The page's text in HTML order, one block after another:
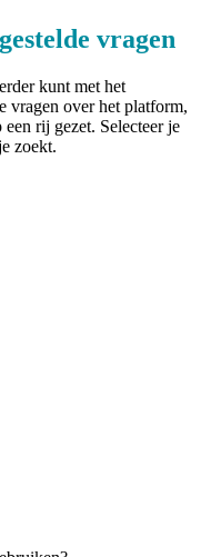
vragen
kunt met het
vragen over het platform,
rij gezet. Selecteer je
zoekt.